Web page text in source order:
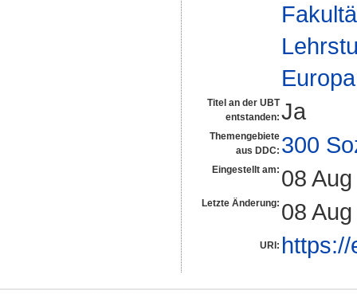
Titel an der UBT
entstanden: Ja
Themengebiete
aus DDC: 300
Eingestellt am: 08
Letzte Änderung: 08
URI: